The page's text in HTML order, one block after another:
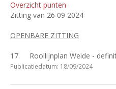
Overzicht punten
Zitting van 26 09 2024
OPENBARE ZITTING
17. Rooilijnplan Weide -
Publicatiedatum: 18/09/2024